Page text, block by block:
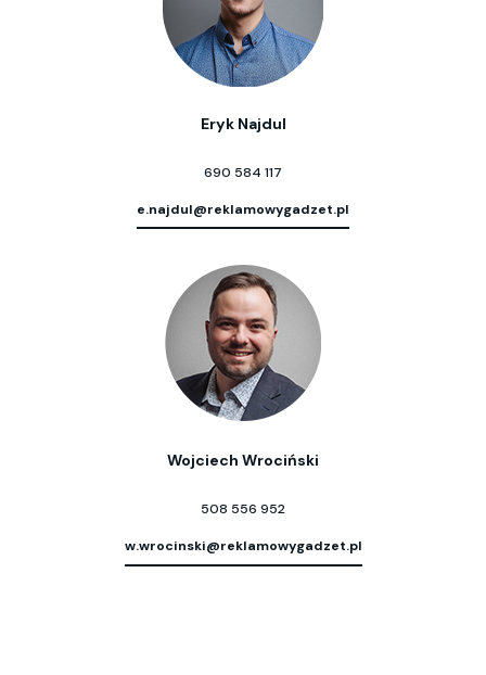
Eryk Najdul
690 584 117
e.najdul@reklamowygadzet.pl
Wojciech Wrociński
508 556 952
w.wrocinski@reklamowygadzet.pl